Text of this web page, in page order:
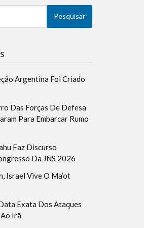
Argentina Foi Criado
Das Forças De Defesa
Para Embarcar Rumo
Faz Discurso
Da JNS 2026
Israel Vive O Ma’ot
Exata Dos Ataques
Irã